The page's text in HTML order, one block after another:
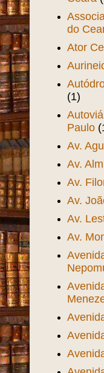
do
Ator
(1)
Paulo
Av.
Av.
Av.
Av.
Av.
Av.